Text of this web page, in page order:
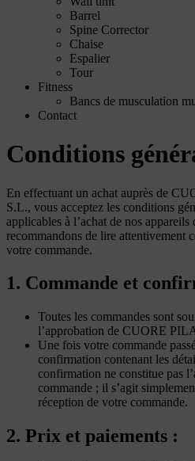
Barrel
Spine Corrector
Chaise
Espalier
Tour
Fitness
Bancs de musculation
Contact
Conditions
En effectuant un achat auprès de
S.L., vous acceptez les conditions
applicables à l’achat de nos
recommandons de lire attentivement
votre commande.
1. Commande et
Toutes les commandes sont
l’approbation de CUORE
Une fois votre commande
confirmation contenant les
confirmation ne constitue pas
commande ; il s’agit
réception de votre commande.
2. Prix et paiements :